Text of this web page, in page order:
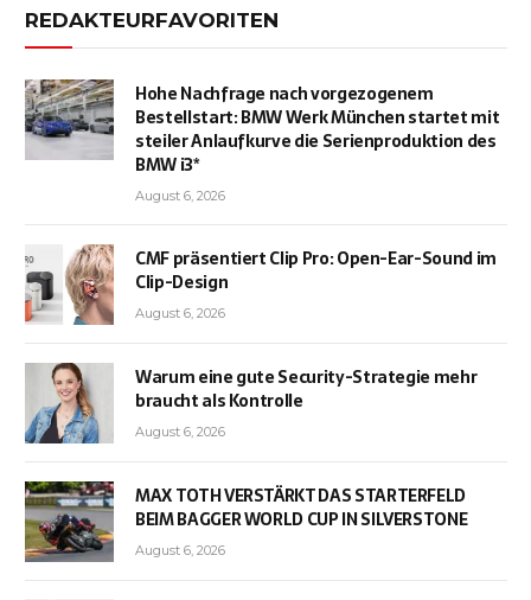
REDAKTEURFAVORITEN
Hohe Nachfrage nach vorgezogenem
Bestellstart: BMW Werk München startet mit
steiler Anlaufkurve die Serienproduktion des
BMW i3*
August 6, 2026
CMF präsentiert Clip Pro: Open-Ear-Sound im
Clip-Design
August 6, 2026
Warum eine gute Security-Strategie mehr
braucht als Kontrolle
August 6, 2026
MAX TOTH VERSTÄRKT DAS STARTERFELD
BEIM BAGGER WORLD CUP IN SILVERSTONE
August 6, 2026